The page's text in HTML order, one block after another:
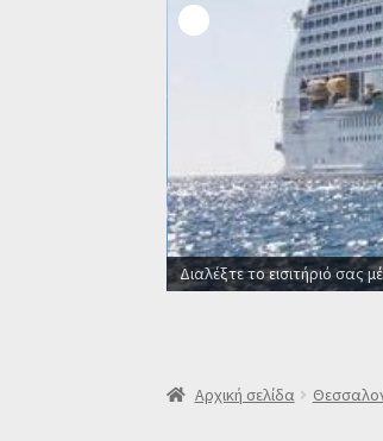
Οι καλύτερες προσφορές
Αρχική σελίδα